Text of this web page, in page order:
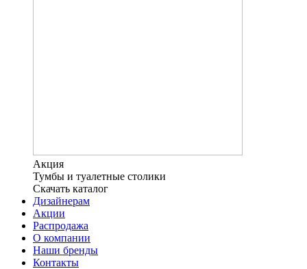
Акция
Тумбы и туалетные столики
Скачать каталог
Дизайнерам
Акции
Распродажа
О компании
Наши бренды
Контакты